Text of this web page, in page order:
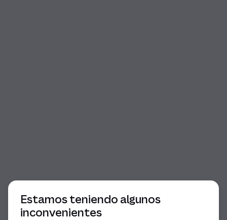
Estamos teniendo algunos
inconvenientes